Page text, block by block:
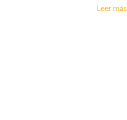
Leer más